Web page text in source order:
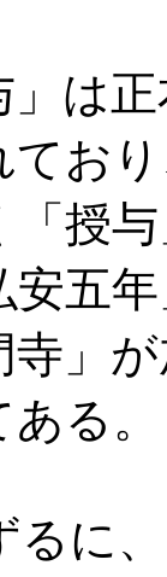
」は
てお
「授
五
寺」
る。
るに